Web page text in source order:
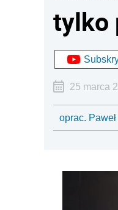
tylko
25 marca
oprac.